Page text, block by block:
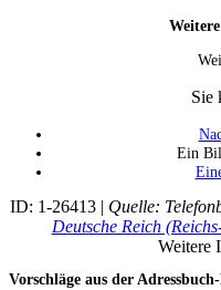
Sie
Ein
ID: 1-26413 | Quelle:
Deutsche Reich
Weitere
Vorschläge aus der